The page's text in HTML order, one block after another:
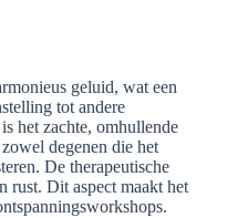
geluid, wat een
tot andere
het zachte, omhullende
degenen die het
De therapeutische
rust. Dit aspect maakt het